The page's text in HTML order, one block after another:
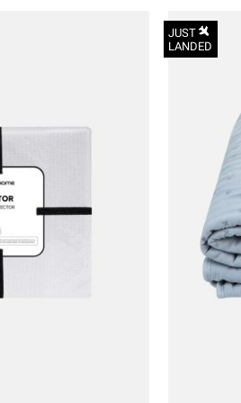
JUST
LANDED